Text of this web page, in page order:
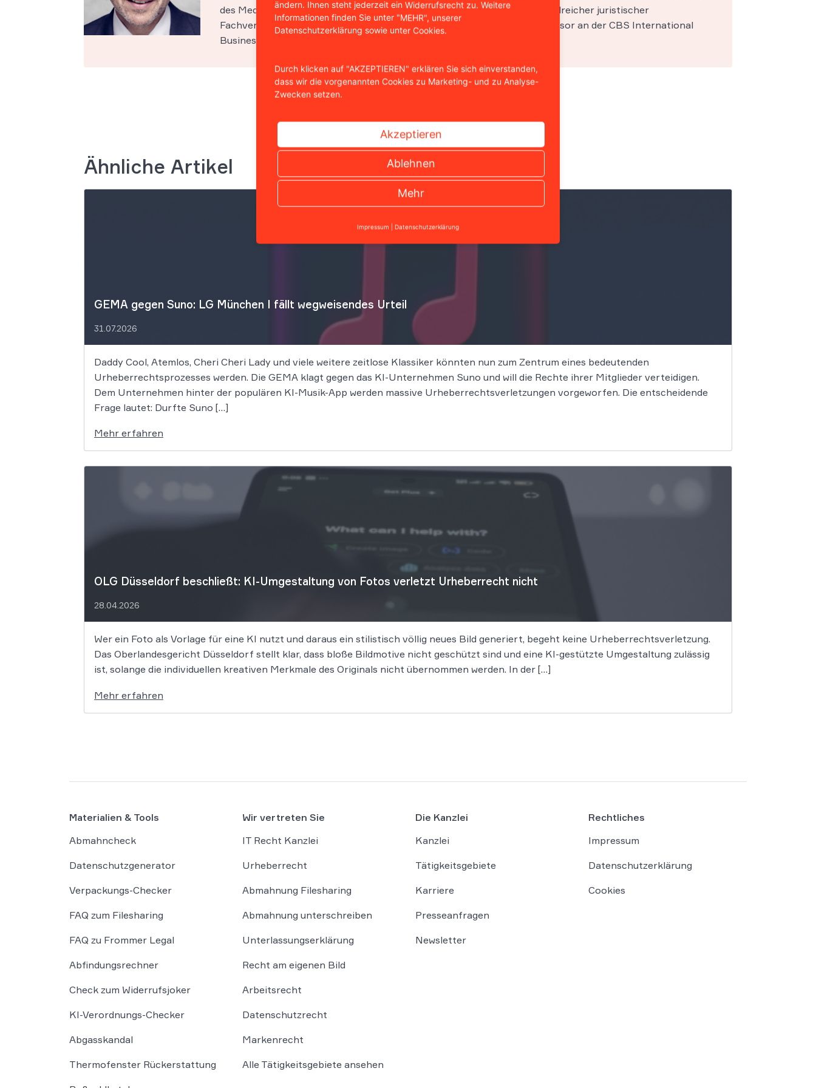
des Medien- und des Internetrechts tätig. Darüber hinaus ist er Autor zahlreicher juristischer
Fachveröffentlichungen in diesen Bereichen und lehrt als Honorarprofessor an der CBS International
Business School in Köln.
Ähnliche Artikel
GEMA gegen Suno: LG München I fällt wegweisendes Urteil
31.07.2026
Daddy Cool, Atemlos, Cheri Cheri Lady und viele weitere zeitlose Klassiker könnten nun zum Zentrum eines bedeutenden
Urheberrechtsprozesses werden. Die GEMA klagt gegen das KI-Unternehmen Suno und will die Rechte ihrer Mitglieder verteidigen.
Dem Unternehmen hinter der populären KI-Musik-App werden massive Urheberrechtsverletzungen vorgeworfen. Die entscheidende
Frage lautet: Durfte Suno […]
Mehr erfahren
OLG Düsseldorf beschließt: KI-Umgestaltung von Fotos verletzt Urheberrecht nicht
28.04.2026
Wer ein Foto als Vorlage für eine KI nutzt und daraus ein stilistisch völlig neues Bild generiert, begeht keine Urheberrechtsverletzung.
Das Oberlandesgericht Düsseldorf stellt klar, dass bloße Bildmotive nicht geschützt sind und eine KI-gestützte Umgestaltung zulässig
ist, solange die individuellen kreativen Merkmale des Originals nicht übernommen werden. In der […]
Mehr erfahren
Materialien & Tools
Abmahncheck
Datenschutzgenerator
Verpackungs-Checker
FAQ zum Filesharing
FAQ zu Frommer Legal
Abfindungsrechner
Check zum Widerrufsjoker
KI-Verordnungs-Checker
Abgasskandal
Thermofenster Rückerstattung
Wir vertreten Sie
IT Recht Kanzlei
Urheberrecht
Abmahnung Filesharing
Abmahnung unterschreiben
Unterlassungserklärung
Recht am eigenen Bild
Arbeitsrecht
Datenschutzrecht
Markenrecht
Alle Tätigkeitsgebiete ansehen
Die Kanzlei
Kanzlei
Tätigkeitsgebiete
Karriere
Presseanfragen
Newsletter
Rechtliches
Impressum
Datenschutzerklärung
Cookies
ändern. Ihnen steht jederzeit ein Widerrufsrecht zu. Weitere
Informationen finden Sie unter "MEHR", unserer
Datenschutzerklärung sowie unter Cookies.
Durch klicken auf "AKZEPTIEREN" erklären Sie sich einverstanden,
dass wir die vorgenannten Cookies zu Marketing- und zu Analyse-
Zwecken setzen.
Akzeptieren
Ablehnen
Mehr
Impressum | Datenschutzerklärung